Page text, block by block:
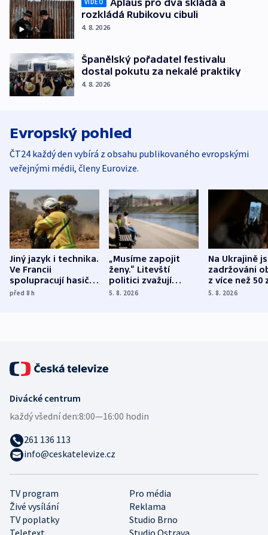
VIDEO
Aplaus pro dva skládá a
rozkládá Rubikovu cibuli
4. 8. 2026
Španělský pořadatel festivalu
dostal pokutu za nekalé praktiky
4. 8. 2026
Evropský pohled
ČT24 každý den vybírá z obsahu publikovaného evropskými
veřejnými médii, členy Eurovize.
Jiný jazyk i technika.
Ve Francii
spolupracují hasiči z
různých zemí
před 8h
„Musíme zapojit
ženy.“ Litevští
politici zvažují
dohodu o
5. 8. 2026
Na Ukrajině
zadržováni
z více než 50
Bojovali na
5. 8. 2026
TV program
Pro média
Živé vysílání
Reklama
TV poplatky
Studio Brno
Teletext
Studio Ostrava
Divácké centrum
každý všední den:8:00—16:00 hodin
261 136 113
info@ceskatelevize.cz